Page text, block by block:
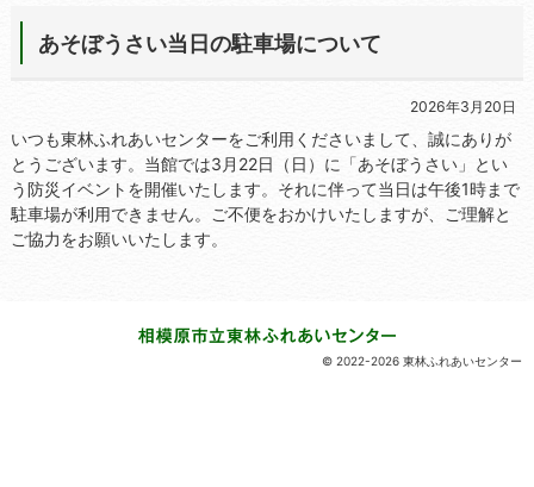
あそぼうさい当日の駐車場について
2026年3月20日
いつも東林ふれあいセンターをご利用くださいまして、誠にありが
とうございます。当館では3月22日（日）に「あそぼうさい」とい
う防災イベントを開催いたします。それに伴って当日は午後1時まで
駐車場が利用できません。ご不便をおかけいたしますが、ご理解と
ご協力をお願いいたします。
© 2022-2026 東林ふれあいセンター